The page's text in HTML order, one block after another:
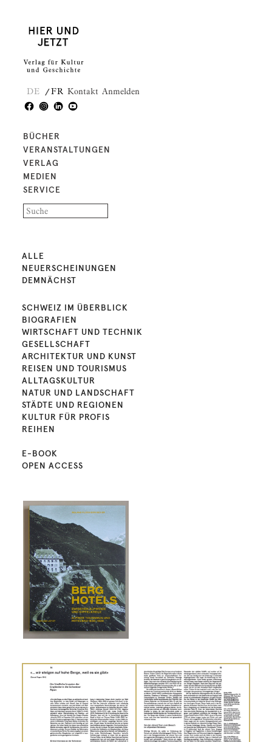
DE FR Kontakt Anmelden
BÜCHER
VERANSTALTUNGEN
VERLAG
MEDIEN
SERVICE
ALLE
NEUERSCHEINUNGEN
DEMNÄCHST
SCHWEIZ IM ÜBERBLICK
BIOGRAFIEN
WIRTSCHAFT UND TECHNIK
GESELLSCHAFT
ARCHITEKTUR UND KUNST
REISEN UND TOURISMUS
ALLTAGSKULTUR
NATUR UND LANDSCHAFT
STÄDTE UND REGIONEN
KULTUR FÜR PROFIS
REIHEN
E-BOOK
OPEN ACCESS